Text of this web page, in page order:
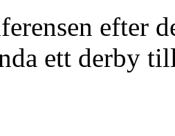
efter
ett derby